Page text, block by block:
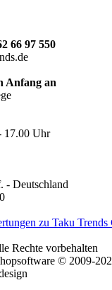
66 97 550
Anfang an
17.00 Uhr
- Deutschland
Rechte vorbehalten
© 2009-